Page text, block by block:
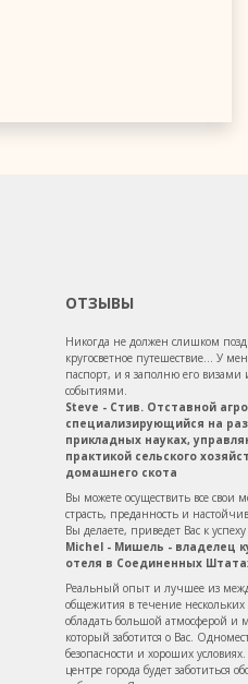
ОТЗЫВЫ
Никогда не должен слишком
кругосветное путешествие... У
паспорт, и я заполню его
событиями.
Steve - Стив. Отставной
специализирующийся на
прикладных науках,
практикой сельского
домашнего скота
Вы можете осуществить все свои
страсть, преданность и
Вы делаете, приведет Вас к успеху
Michel - Мишель - владелец
отеля в Соединенных
Реальный опыт и лучшее из
общежития в течение
обладать большой атмосферой и
который заботится о Вас.
безопасности и хороших
центре города будет заботиться